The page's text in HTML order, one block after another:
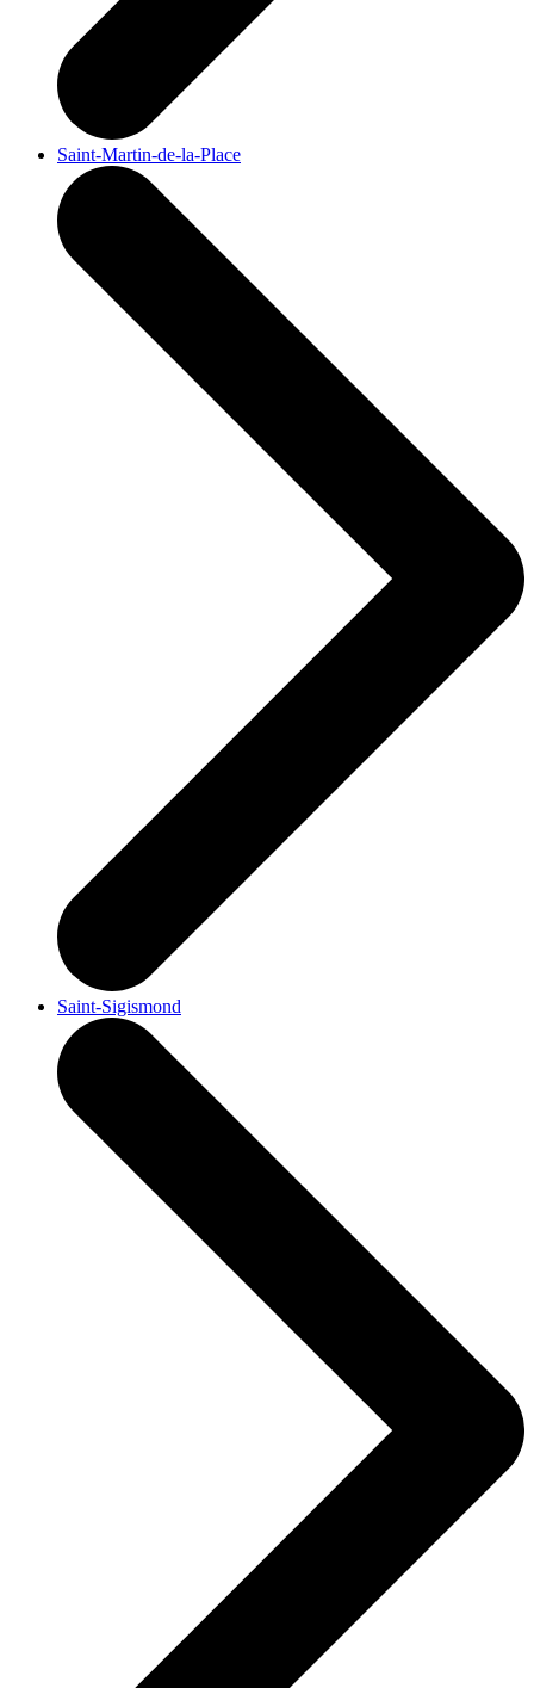
Saint-Martin-de-la-Place
Saint-Sigismond